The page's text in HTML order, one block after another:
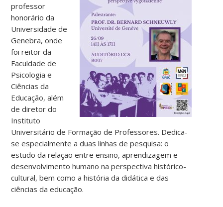
professor
honorário da
Universidade de
Genebra, onde
foi reitor da
Faculdade de
Psicologia e
Ciências da
Educação, além
de diretor do
Instituto
Universitário de Formação de Professores. Dedica-
se especialmente a duas linhas de pesquisa: o
estudo da relação entre ensino, aprendizagem e
desenvolvimento humano na perspectiva histórico-
cultural, bem como a história da didática e das
ciências da educação.